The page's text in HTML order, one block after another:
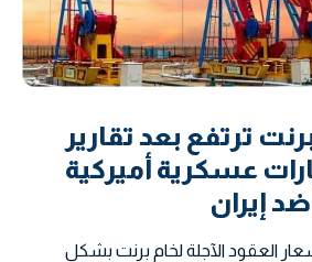
ترتفع بعد تقارير
عسكرية أميركية
إيران
العقود الآجلة لخام برنت بشكل